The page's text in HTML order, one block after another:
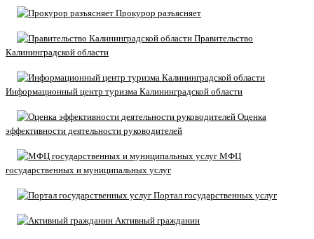
Прокурор разъясняет
Правительство
Калининградской области
Информационный центр туризма Калининградской области
Оценка
эффективности деятельности руководителей
МФЦ
государственных и муниципальных услуг
Портал государственных услуг
Активный гражданин